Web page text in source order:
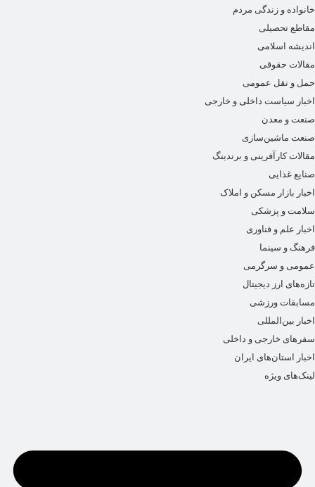
خانواده و زندگی مردم
مقاطع تحصیلی
اندیشه اسلامی
مقالات حقوقی
حمل و نقل عمومی
اخبار سیاست داخلی و خارجی
صنعت و معدن
صنعت ماشین‌سازی
مقالات کارآفرینی و برندینگ
صنایع غذایی
اخبار بازار مسکن و املاک
سلامت و پزشکی
اخبار علم و فناوری
فرهنگ و سینما
عمومی و سرگرمی
تازه‌های ارز دیجیتال
مسابقات ورزشی
اخبار بین‌المللی
سفرهای خارجی و داخلی
اخبار استان‌های ایران
لینک‌های ویژه